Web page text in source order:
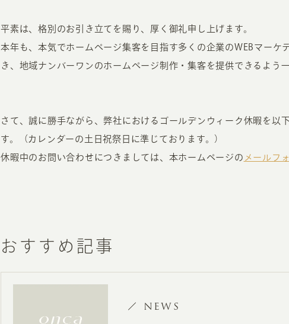
お客様の声
ホームページ制作の流れ
お知らせ・コラム
ABOUT
オンカについて
最新かつ正
あらゆる閲
検索順位を
平素は、格別のお引き立てを賜り、厚く御礼申し上げます。
本年も、本気でホームページ集客を目指す多くの企業のWEBマーケ
き、地域ナンバーワンのホームページ制作・集客を提供できるよう
さて、誠に勝手ながら、弊社におけるゴールデンウィーク休暇を以
す。（カレンダーの土日祝祭日に準じております。）
休暇中のお問い合わせにつきましては、本ホームページの メールフ
おすすめ記事
NEWS